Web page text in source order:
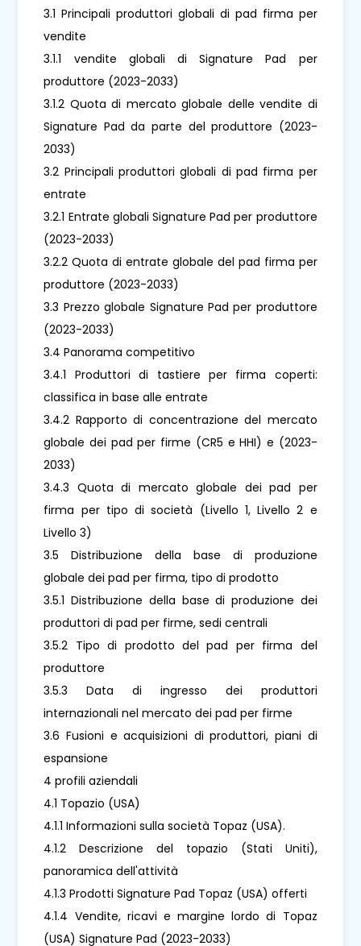
3.1 Principali produttori globali di pad firma per
vendite
3.1.1 vendite globali di Signature Pad per
produttore (2023-2033)
3.1.2 Quota di mercato globale delle vendite di
Signature Pad da parte del produttore (2023-
2033)
3.2 Principali produttori globali di pad firma per
entrate
3.2.1 Entrate globali Signature Pad per produttore
(2023-2033)
3.2.2 Quota di entrate globale del pad firma per
produttore (2023-2033)
3.3 Prezzo globale Signature Pad per produttore
(2023-2033)
3.4 Panorama competitivo
3.4.1 Produttori di tastiere per firma coperti:
classifica in base alle entrate
3.4.2 Rapporto di concentrazione del mercato
globale dei pad per firme (CR5 e HHI) e (2023-
2033)
3.4.3 Quota di mercato globale dei pad per
firma per tipo di società (Livello 1, Livello 2 e
Livello 3)
3.5 Distribuzione della base di produzione
globale dei pad per firma, tipo di prodotto
3.5.1 Distribuzione della base di produzione dei
produttori di pad per firme, sedi centrali
3.5.2 Tipo di prodotto del pad per firma del
produttore
3.5.3 Data di ingresso dei produttori
internazionali nel mercato dei pad per firme
3.6 Fusioni e acquisizioni di produttori, piani di
espansione
4 profili aziendali
4.1 Topazio (USA)
4.1.1 Informazioni sulla società Topaz (USA).
4.1.2 Descrizione del topazio (Stati Uniti),
panoramica dell'attività
4.1.3 Prodotti Signature Pad Topaz (USA) offerti
4.1.4 Vendite, ricavi e margine lordo di Topaz
(USA) Signature Pad (2023-2033)